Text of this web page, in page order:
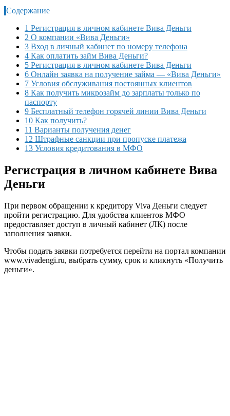
Содержание
1 Регистрация в личном кабинете Вива Деньги
2 О компании «Вива Деньги»
3 Вход в личный кабинет по номеру телефона
4 Как оплатить займ Вива Деньги?
5 Регистрация в личном кабинете Вива Деньги
6 Онлайн заявка на получение займа — «Вива Деньги»
7 Условия обслуживания постоянных клиентов
8 Как получить микрозайм до зарплаты только по
паспорту
9 Бесплатный телефон горячей линии Вива Деньги
10 Как получить?
11 Варианты получения денег
12 Штрафные санкции при пропуске платежа
13 Условия кредитования в МФО
Регистрация в личном кабинете Вива
Деньги
При первом обращении к кредитору Viva Деньги следует
пройти регистрацию. Для удобства клиентов МФО
предоставляет доступ в личный кабинет (ЛК) после
заполнения заявки.
Чтобы подать заявки потребуется перейти на портал компании
www.vivadengi.ru, выбрать сумму, срок и кликнуть «Получить
деньги».